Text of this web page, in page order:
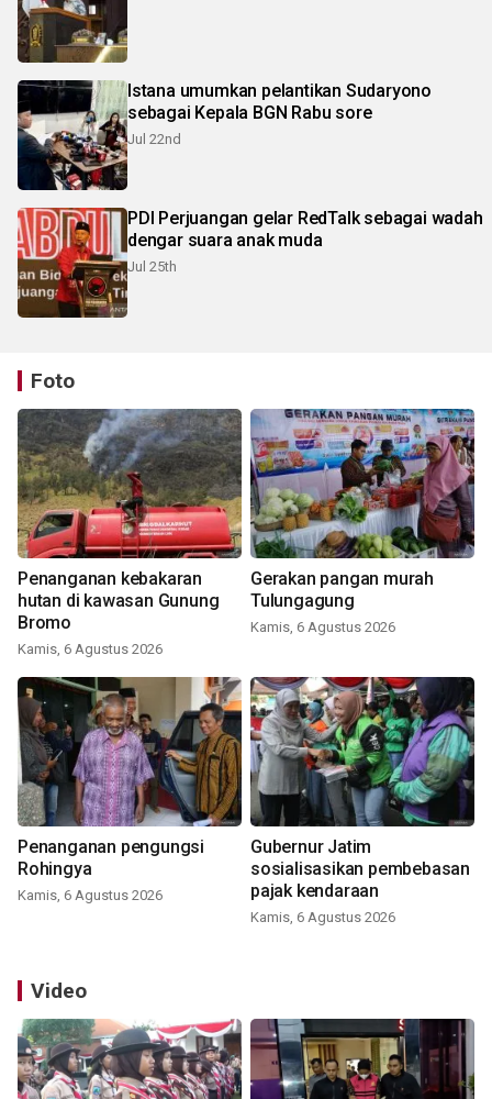
Istana umumkan pelantikan Sudaryono
sebagai Kepala BGN Rabu sore
Jul 22nd
PDI Perjuangan gelar RedTalk sebagai wadah
dengar suara anak muda
Jul 25th
Foto
Penanganan kebakaran
hutan di kawasan Gunung
Bromo
Kamis, 6 Agustus 2026
Gerakan pangan murah
Tulungagung
Kamis, 6 Agustus 2026
Penanganan pengungsi
Rohingya
Kamis, 6 Agustus 2026
Gubernur Jatim
sosialisasikan pembebasan
pajak kendaraan
Kamis, 6 Agustus 2026
Video